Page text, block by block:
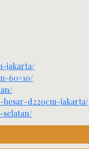
jakarta/
60×10/
besar-d220cm-jakarta/
selatan/